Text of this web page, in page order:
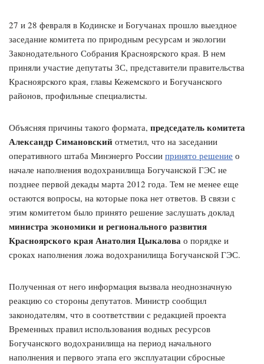
27 и 28 февраля в Кодинске и Богучанах прошло выездное
заседание комитета по природным ресурсам и экологии
Законодательного Собрания Красноярского края. В нем
приняли участие депутаты ЗС, представители правительства
Красноярского края, главы Кежемского и Богучанского
районов, профильные специалисты.
Объясняя причины такого формата, председатель комитета
Александр Симановский отметил, что на заседании
оперативного штаба Минэнерго России принято решение о
начале наполнения водохранилища Богучанской ГЭС не
позднее первой декады марта 2012 года. Тем не менее еще
остаются вопросы, на которые пока нет ответов. В связи с
этим комитетом было принято решение заслушать доклад
министра экономики и регионального развития
Красноярского края Анатолия Цыкалова о порядке и
сроках наполнения ложа водохранилища Богучанской ГЭС.
Полученная от него информация вызвала неоднозначную
реакцию со стороны депутатов. Министр сообщил
законодателям, что в соответствии с редакцией проекта
Временных правил использования водных ресурсов
Богучанского водохранилища на период начального
наполнения и первого этапа его эксплуатации сбросные